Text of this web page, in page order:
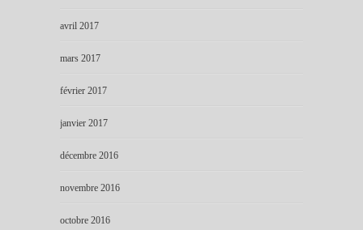
avril 2017
mars 2017
février 2017
janvier 2017
décembre 2016
novembre 2016
octobre 2016